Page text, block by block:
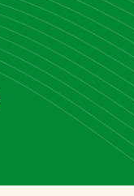
PHARMACIE